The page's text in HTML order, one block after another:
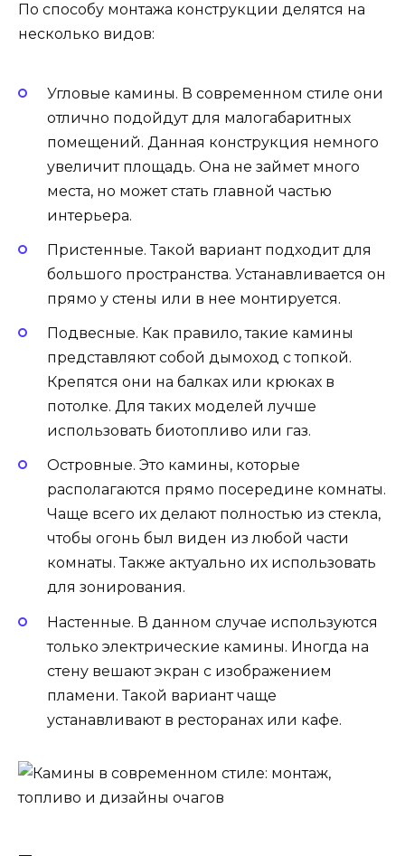
По способу монтажа конструкции делятся на
несколько видов:
Угловые камины. В современном стиле они
отлично подойдут для малогабаритных
помещений. Данная конструкция немного
увеличит площадь. Она не займет много
места, но может стать главной частью
интерьера.
Пристенные. Такой вариант подходит для
большого пространства. Устанавливается он
прямо у стены или в нее монтируется.
Подвесные. Как правило, такие камины
представляют собой дымоход с топкой.
Крепятся они на балках или крюках в
потолке. Для таких моделей лучше
использовать биотопливо или газ.
Островные. Это камины, которые
располагаются прямо посередине комнаты.
Чаще всего их делают полностью из стекла,
чтобы огонь был виден из любой части
комнаты. Также актуально их использовать
для зонирования.
Настенные. В данном случае используются
только электрические камины. Иногда на
стену вешают экран с изображением
пламени. Такой вариант чаще
устанавливают в ресторанах или кафе.